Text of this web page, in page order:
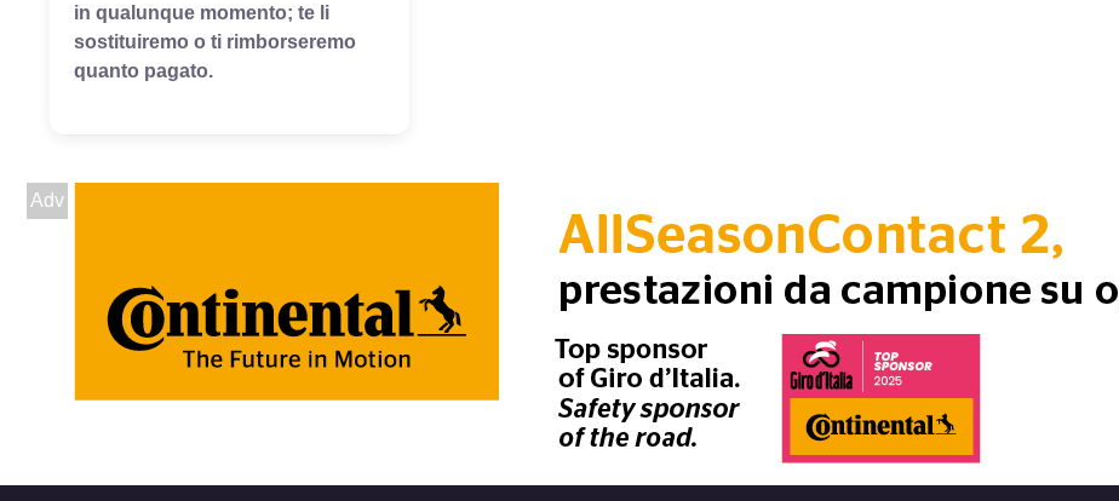
in qualunque momento; te li
sostituiremo o ti rimborseremo
quanto pagato.
Adv